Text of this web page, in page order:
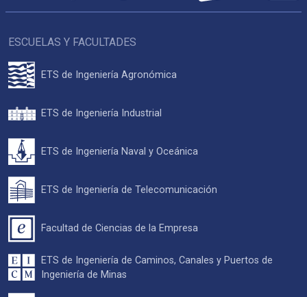
ESCUELAS Y FACULTADES
ETS de Ingeniería Agronómica
ETS de Ingeniería Industrial
ETS de Ingeniería Naval y Oceánica
ETS de Ingeniería de Telecomunicación
Facultad de Ciencias de la Empresa
ETS de Ingeniería de Caminos, Canales y Puertos de
Ingeniería de Minas